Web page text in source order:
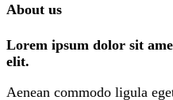
About us
Lorem ipsum dolor sit
elit.
Aenean commodo ligula